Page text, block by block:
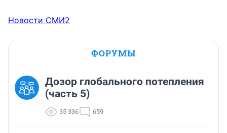
Новости СМИ2
ФОРУМЫ
Дозор глобального потепления
(часть 5)
35 336 659